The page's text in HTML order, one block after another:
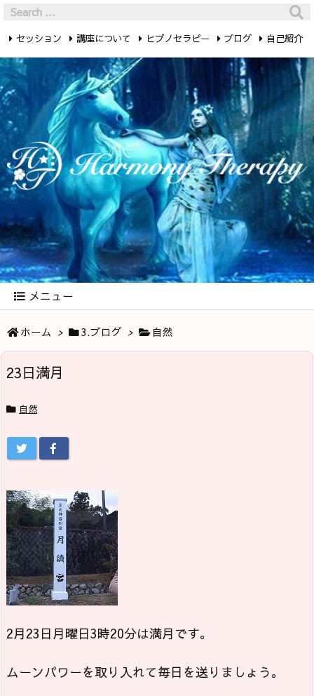
メニュー
セッション 講座について ヒプノセラピー ブログ 自己紹介
最新記事 お問い合わせ
ホーム > 3.ブログ > 自然
23日満月
自然
2月23日月曜日3時20分は満月です。
ムーンパワーを取り入れて毎日を送りましょう。